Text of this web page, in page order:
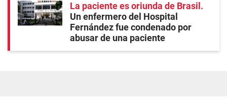
La paciente es oriunda de Brasil
Un enfermero del Hospital
Fernández fue condenado por
abusar de una paciente